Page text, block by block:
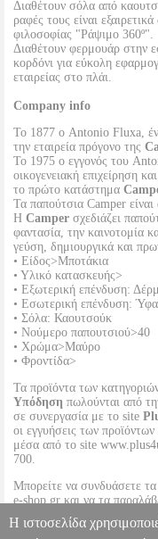
Διαθέτουν σόλα από
ραφές τους είναι
φιλοσοφίας "Ράψιμο 360º".
Διαθέτουν φερμουάρ στην
κορδόνι για εύκολη
εταιρείας στο πλάι.
Company info
Το 1877 ο Antonio Fluxa,
την εταιρεία πρόγονο της
Το 1975 ο εγγονός του
οικογενειακή επιχείρηση
το πρώτο κατάστημα
Τα παπούτσια Camper είναι
Η Camper σχεδιάζει
φαντασία, την καινοτομία
γεύση, δημιουργικά και
• Είδος>Μποτάκια
• Υλικό κατασκευής>
• Εξωτερική επένδυση:
• Εσωτερική επένδυση:
• Σόλα: Καουτσούκ
• Νούμερο παπουτσιού>40
• Χρώμα>Μαύρο
• Φροντίδα>
Τα προϊόντα των
Υπόδηση πωλούνται από
σε συνεργασία με το site
οι εγγυήσεις των
μέσα από το site
700.
Μπορείτε να συνδυάσετε
e-shop.gr και να τα
αποστολής. Μπορείτε
point με μηδενικά έξοδα
Η ιστοσελίδα